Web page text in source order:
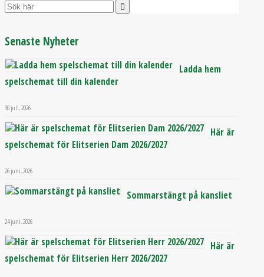
Senaste Nyheter
Ladda hem
spelschemat till din kalender
30 juli, 2026
Här är
spelschemat för Elitserien Dam 2026/2027
26 juni, 2026
Sommarstängt på kansliet
24 juni, 2026
Här är
spelschemat för Elitserien Herr 2026/2027